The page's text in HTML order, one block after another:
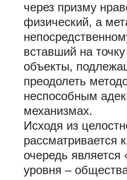
через призму
физический, а
вставший на
объекты,
преодолеть
неспособным
механизмах.
Исходя из
рассматривается
очередь является
уровня –